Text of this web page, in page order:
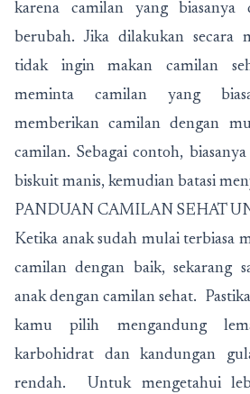
karena camilan yang biasanya
berubah. Jika dilakukan secara
tidak ingin makan camilan
meminta camilan yang
memberikan camilan dengan
camilan. Sebagai contoh,
biskuit manis, kemudian batasi
PANDUAN CAMILAN SEHAT
Ketika anak sudah mulai terbiasa
camilan dengan baik, sekarang
anak dengan camilan sehat.
kamu pilih mengandung
karbohidrat dan kandungan
rendah. Untuk mengetahui